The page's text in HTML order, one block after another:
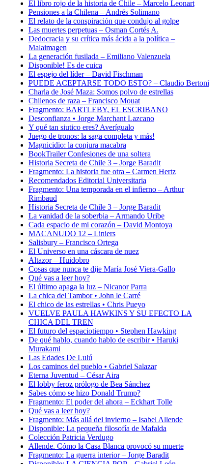
El libro rojo de la historia de Chile – Marcelo Leonart
Pensiones a la Chilena – Andrés Solimano
El relato de la conspiración que condujo al golpe
Las muertes perpetuas – Osman Cortés A.
Dedocracia y su crítica más ácida a la política –
Malaimagen
La generación fusilada – Emiliano Valenzuela
Disponible! Es de cuica
El espejo del líder – David Fischman
PUEDE ACEPTARSE TODO ESTO? – Claudio Bertoni
Charla de José Maza: Somos polvo de estrellas
Chilenos de raza – Francisco Mouat
Fragmento: BARTLEBY, EL ESCRIBANO
Desconfianza • Jorge Marchant Lazcano
Y qué tan siutico eres? Averígualo
Juego de tronos: la saga completa y más!
Magnicidio: la conjura macabra
BookTrailer Confesiones de una soltera
Historia Secreta de Chile 3 – Jorge Baradit
Fragmento: La historia fue otra – Carmen Hertz
Recomendados Editorial Universitaria
Fragmento: Una temporada en el infierno – Arthur
Rimbaud
Historia Secreta de Chile 3 – Jorge Baradit
La vanidad de la soberbia – Armando Uribe
Cada espacio de mi corazón – David Montoya
MACANUDO 12 – Liniers
Salisbury – Francisco Ortega
El Universo en una cáscara de nuez
Altazor – Huidobro
Cosas que nunca te dije María José Viera-Gallo
Qué vas a leer hoy?
El último apaga la luz – Nicanor Parra
La chica del Tambor • John le Carré
El chico de las estrellas • Chris Pueyo
VUELVE PAULA HAWKINS Y SU EFECTO LA
CHICA DEL TREN
El futuro del espaciotiempo • Stephen Hawking
De qué hablo, cuando hablo de escribir • Haruki
Murakami
Las Edades De Lulú
Los caminos del pueblo • Gabriel Salazar
Eterna Juventud – César Aira
El lobby feroz prólogo de Bea Sánchez
Sabes cómo se hizo Donald Trump?
Fragmento: El poder del ahora – Eckhart Tolle
Qué vas a leer hoy?
Fragmento: Más allá del invierno – Isabel Allende
Disponible: La pequeña filosofía de Mafalda
Colección Patricia Verdugo
Allende. Cómo la Casa Blanca provocó su muerte
Fragmento: La guerra interior – Jorge Baradit